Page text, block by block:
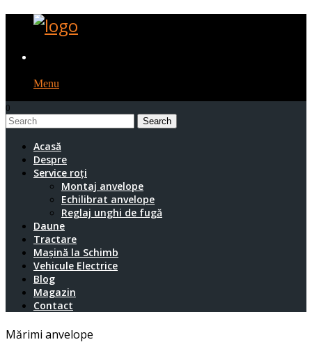
Menu
0
1
Acasă
Despre
Service roți
Montaj anvelope
Echilibrat anvelope
Reglaj unghi de fugă
Daune
Tractare
Mașină la Schimb
Vehicule Electrice
Blog
Magazin
Contact
Mărimi anvelope